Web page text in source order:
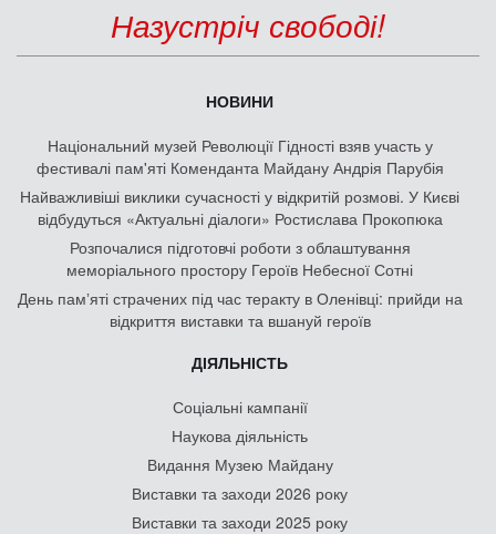
Назустріч свободі!
НОВИНИ
Національний музей Революції Гідності взяв участь у
фестивалі пам'яті Коменданта Майдану Андрія Парубія
Найважливіші виклики сучасності у відкритій розмові. У Києві
відбудуться «Актуальні діалоги» Ростислава Прокопюка
Розпочалися підготовчі роботи з облаштування
меморіального простору Героїв Небесної Сотні
День памʼяті страчених під час теракту в Оленівці: прийди на
відкриття виставки та вшануй героїв
ДІЯЛЬНІСТЬ
Соціальні кампанії
Наукова діяльність
Видання Музею Майдану
Виставки та заходи 2026 року
Виставки та заходи 2025 року